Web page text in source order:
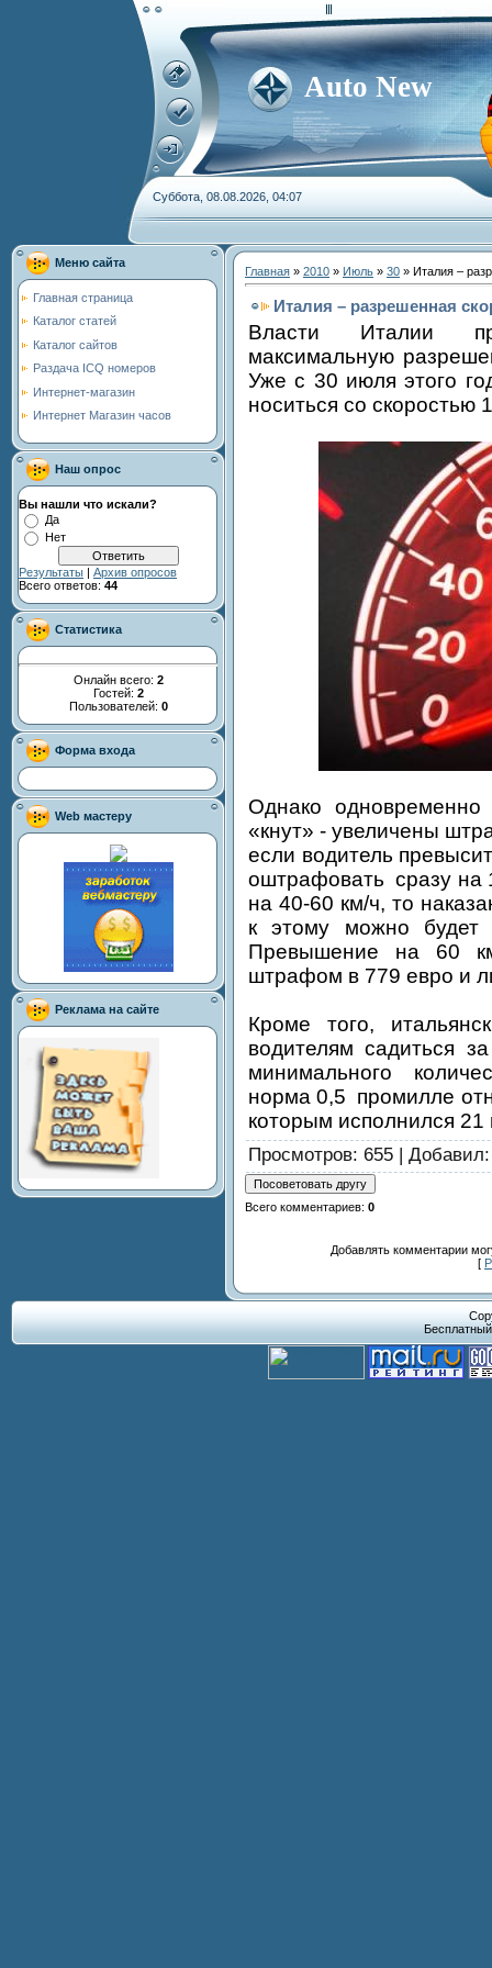
Auto New
Суббота, 08.08.2026, 04:07
Меню сайта
Главная страница
Каталог статей
Каталог сайтов
Раздача ICQ номеров
Интернет-магазин
Интернет Магазин часов
Наш опрос
Вы нашли что искали?
Да
Нет
Результаты | Архив опросов
Всего ответов: 44
Статистика
Онлайн всего: 2
Гостей: 2
Пользователей: 0
Форма входа
Web мастеру
Реклама на сайте
Главная » 2010 » Июль » 30 » Италия –
Италия – разрешенная
Власти Италии
максимальную
Уже с 30 июля этого
носиться со
Однако
«кнут» - увеличены
если водитель
оштрафовать сразу на
на 40-60 км/ч, то
к этому можно
Превышение на 60
штрафом в 779 евро и
Кроме того,
водителям садиться
минимального
норма 0,5 промилле
которым исполнился 21
Просмотров: 655 | Добавил
Всего комментариев: 0
Добавлять комментарии
[